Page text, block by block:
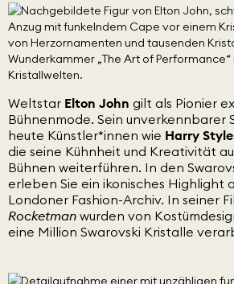
Weltstar Elton John gilt als Pionier
Bühnenmode. Sein unverkennbarer
heute Künstler*innen wie Harry
die seine Kühnheit und Kreativität
Bühnen weiterführen. In den
erleben Sie ein ikonisches Highlight
Londoner Fashion-Archiv. In seiner
Rocketman wurden von
eine Million Swarovski Kristalle